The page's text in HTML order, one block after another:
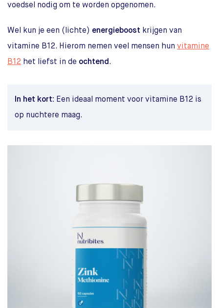
voedsel nodig om te worden opgenomen.
Wel kun je een (lichte) energieboost krijgen van
vitamine B12. Hierom nemen veel mensen hun vitamine
B12 het liefst in de ochtend.
In het kort: Een ideaal moment voor vitamine B12 is
op nuchtere maag.